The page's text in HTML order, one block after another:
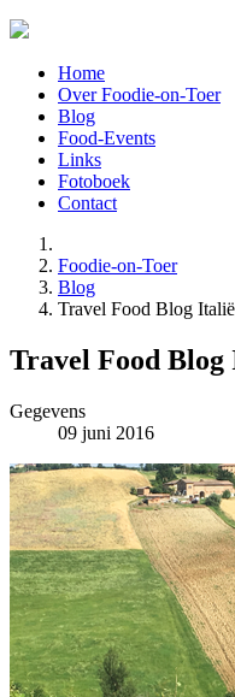
Home
Over Foodie-on-Toer
Blog
Food-Events
Links
Fotoboek
Contact
Foodie-on-Toer
Blog
Travel Food Blog
Travel Food
Gegevens
09 juni 2016